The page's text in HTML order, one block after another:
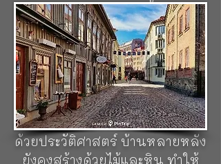
ย่านฮากา (Haga)ย่านนี้ เป็นแห
ล่งช้อปปิ้งที่สวยงามและเก่าแก่
ที่สุดของโกเธนเบิร์ก และยังเป็น
แหล่งช้อปปิ้ง ที่ถนนปูด้วยหิน
แถมยังคลีนๆ ไม่มีรถยนต์เลย
เป็นถนนคนเดิน ที่ดึงดูดนักท่อง
เที่ยวจำนวนมาก มีอาคารที่เต็มไป
ด้วยประวัติศาสตร์ บ้านหลายหลัง
ยังคงสร้างด้วยไม้และหิน ทำให้